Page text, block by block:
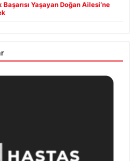
Yaşayan Doğan Ailesi’ne